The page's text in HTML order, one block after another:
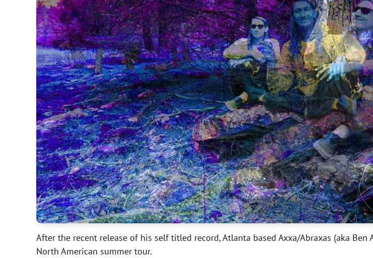
After the recent release of his self titled record, Atlanta based Axxa/Abraxas (aka
North American summer tour.